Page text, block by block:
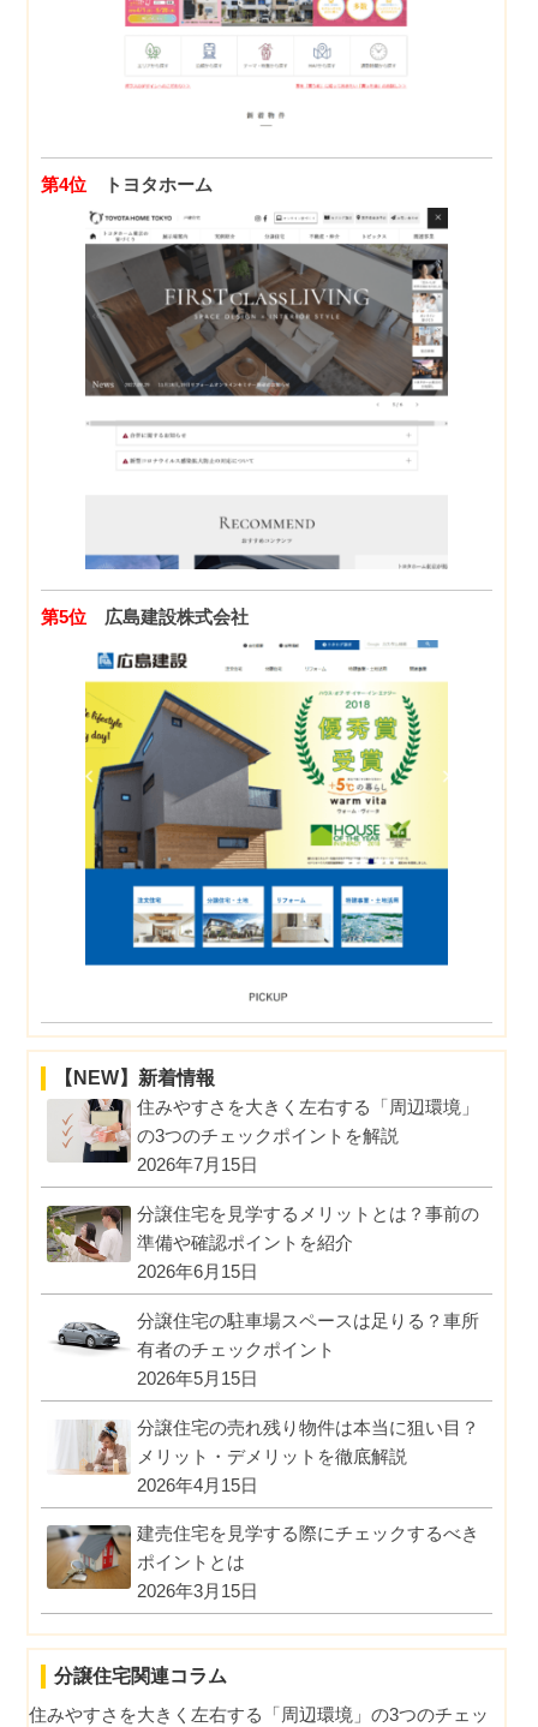
第4位 トヨタホーム
第5位 広島建設株式会社
【NEW】新着情報
住みやすさを大きく左右する「周辺環境」
の3つのチェックポイントを解説
2026年7月15日
分譲住宅を見学するメリットとは？事前の
準備や確認ポイントを紹介
2026年6月15日
分譲住宅の駐車場スペースは足りる？車所
有者のチェックポイント
2026年5月15日
分譲住宅の売れ残り物件は本当に狙い目？
メリット・デメリットを徹底解説
2026年4月15日
建売住宅を見学する際にチェックするべき
ポイントとは
2026年3月15日
分譲住宅関連コラム
住みやすさを大きく左右する「周辺環境」の3つのチェッ